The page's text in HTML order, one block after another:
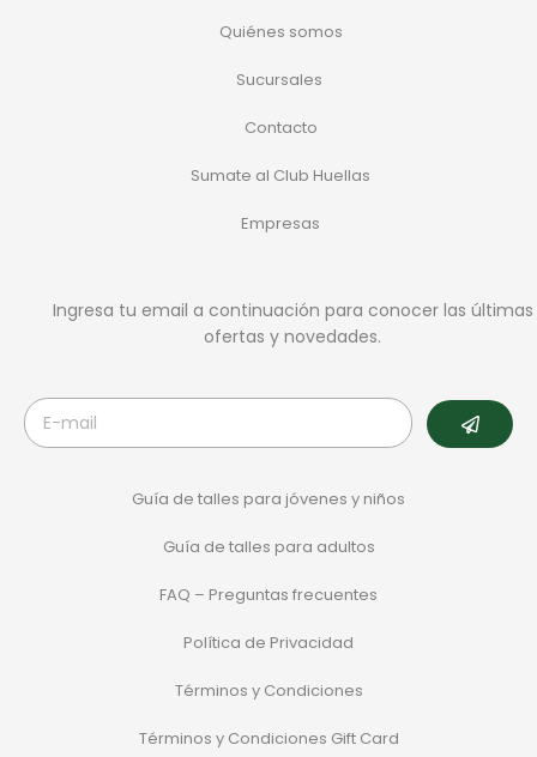
Quiénes somos
Sucursales
Contacto
Sumate al Club Huellas
Empresas
Ingresa tu email a continuación para conocer las últimas
ofertas y novedades.
Guía de talles para jóvenes y niños
Guía de talles para adultos
FAQ – Preguntas frecuentes
Política de Privacidad
Términos y Condiciones
Términos y Condiciones Gift Card